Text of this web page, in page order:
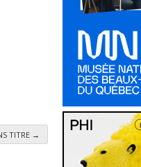
TITRE →